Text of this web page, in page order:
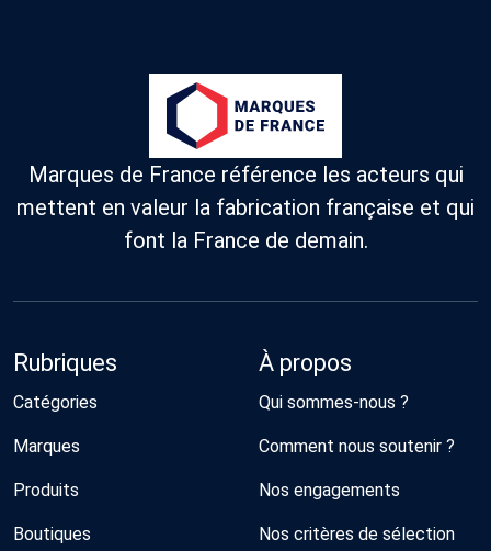
Marques de France référence les acteurs qui
mettent en valeur la fabrication française et qui
font la France de demain.
Rubriques
Catégories
Marques
Produits
Boutiques
À propos
Qui sommes-nous ?
Comment nous soutenir ?
Nos engagements
Nos critères de sélection